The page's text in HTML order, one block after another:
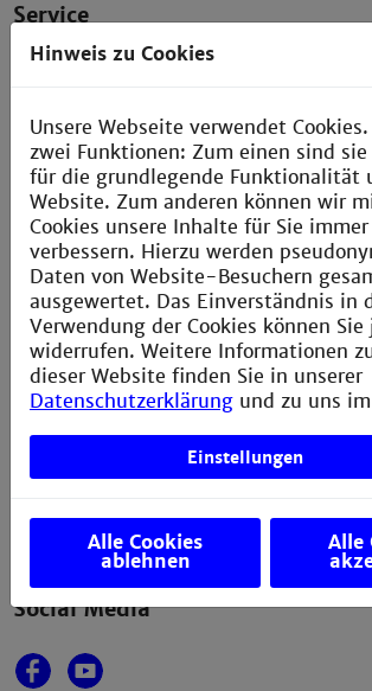
Service
Sitemap
Directions
Verbesserungsvorschlag melden
Contact
Technische Hochschule Mannheim
Paul-Wittsack-Straße 10
68163 Mannheim
+49 621 292-6111
info@th-mannheim.de
Social Media
Hinweis zu Cookies
Unsere Webseite verwendet
zwei Funktionen: Zum einen sind
für die grundlegende Funktionalität
Website. Zum anderen können wir
Cookies unsere Inhalte für Sie
verbessern. Hierzu werden
Daten von Website-Besuchern
ausgewertet. Das Einverständnis in
Verwendung der Cookies können
widerrufen. Weitere Informationen
dieser Website finden Sie in unserer
Datenschutzerklärung und zu uns im
Einstellungen
Alle Cookies
ablehnen
Alle